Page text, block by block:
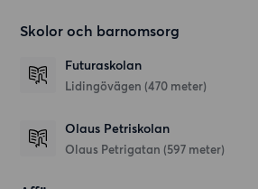
Skolor och barnomsorg
Futuraskolan
Lidingövägen (470 meter)
Olaus Petriskolan
Olaus Petrigatan (597 meter)